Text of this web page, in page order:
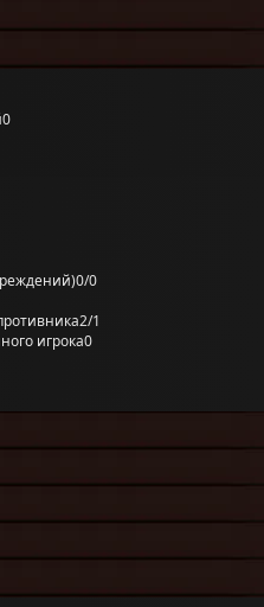
0
0/0
2/1
игрока0